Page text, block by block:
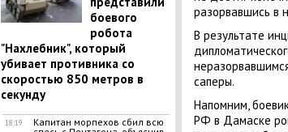
боевого
робота
"Нахлебник", который
убивает противника со
скоростью 850 метров в
секунду
18:19
Капитан морпехов сбил всю
разорвавшись в
В результате
саперы.
Напомним,
РФ в Дамаске